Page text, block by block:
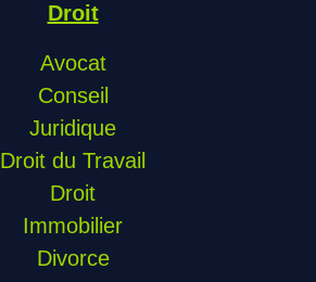
Droit
Avocat
Conseil
Juridique
Droit du Travail
Droit
Immobilier
Divorce